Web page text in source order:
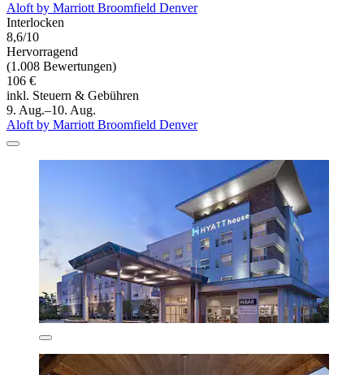
Aloft by Marriott Broomfield Denver
Interlocken
8,6/10
Hervorragend
(1.008 Bewertungen)
106 €
inkl. Steuern & Gebühren
9. Aug.–10. Aug.
Aloft by Marriott Broomfield Denver